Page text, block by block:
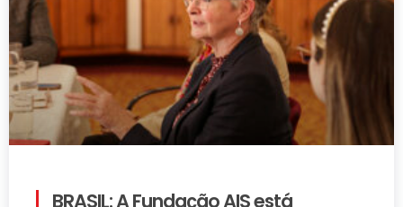
BRASIL: A Fundação AIS está